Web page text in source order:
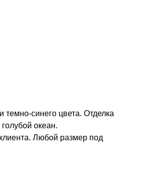
синего цвета. Отделка
океан.
Любой размер под